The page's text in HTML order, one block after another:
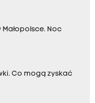
Noc
Co mogą zyskać